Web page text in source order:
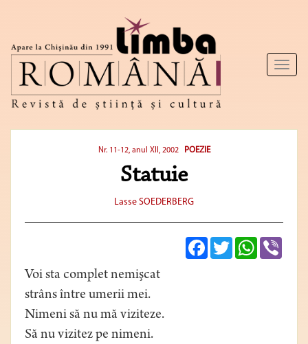
Toggle
Nr. 11-12, anul XII, 2002 POEZIE
Statuie
Lasse SOEDERBERG
FacebookTwitterWhatsApp
Voi sta complet nemişcat
strâns între umerii mei.
Nimeni să nu mă viziteze.
Să nu vizitez pe nimeni.